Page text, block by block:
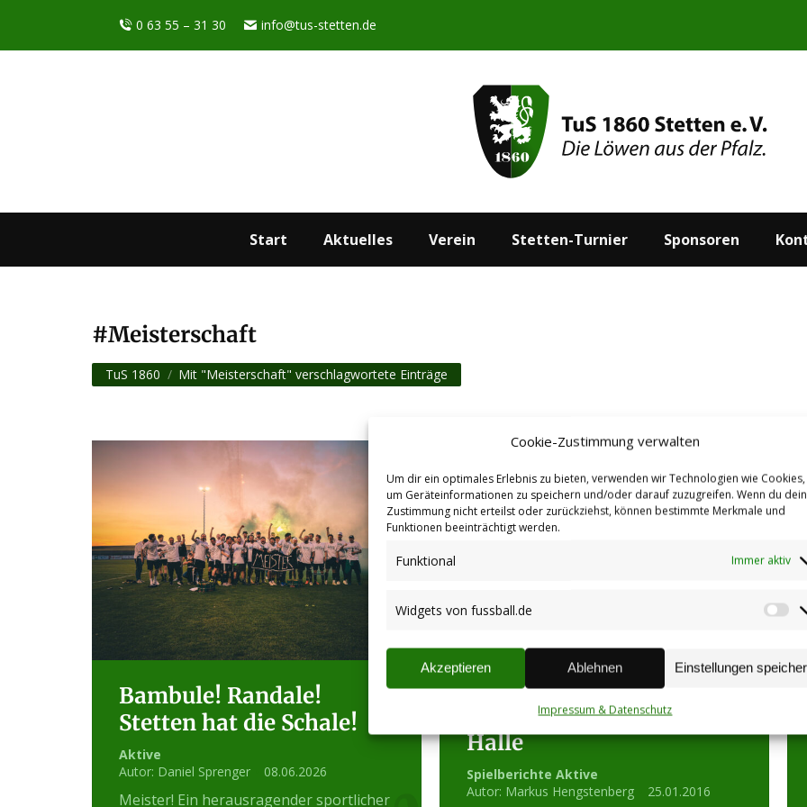
Cookie-Zustimmung verwalten
Um dir ein optimales Erlebnis zu bieten, verwenden wir Technologien wie Cookies,
um Geräteinformationen zu speichern und/oder darauf zuzugreifen. Wenn du
Zustimmung nicht erteilst oder zurückziehst, können bestimmte Merkmale und
Funktionen beeinträchtigt werden.
Funktional Immer aktiv
Widgets von fussball.de
Akzeptieren Ablehnen Einstellungen
Impressum & Datenschutz
0 63 55 – 31 30 info@tus-stetten.de
Start Aktuelles Verein Stetten-Turnier Sponsoren
Meisterschaft
Sie befinden sich hier:
TuS 1860 Mit "Meisterschaft" verschlagwortete Einträge
Bambule! Randale!
Stetten hat die Schale!
Aktive
Autor: Daniel Sprenger 08.06.2026
Meister! Ein herausragender sportlicher
Sterrer Löwen krallen
sich zum ersten Mal die
Meisterschaft in der
Halle
Spielberichte Aktive
Autor: Markus Hengstenberg 25.01.2016